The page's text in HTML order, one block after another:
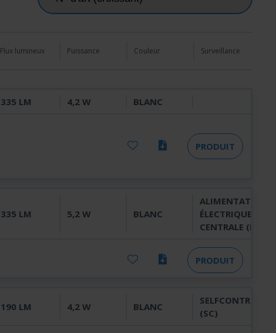
Flux lumineux Puissance Couleur Surveillance
335 LM 4,2 W BLANC
PRODUIT
335 LM 5,2 W BLANC
ALIMENTATION
ÉLECTRIQUE
CENTRALE (ML)
PRODUIT
190 LM 4,2 W BLANC
SELFCONTROL
(SC)